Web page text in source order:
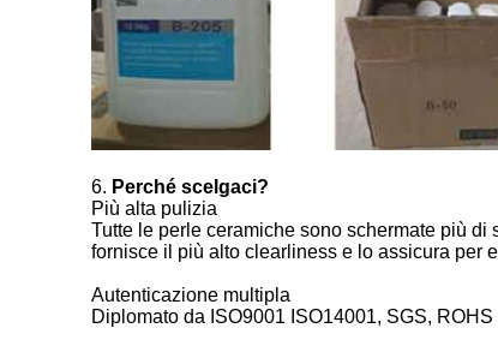
6. Perché scelgaci?
Più alta pulizia
Tutte le perle ceramiche sono schermate più
fornisce il più alto clearliness e lo assicura per
Autenticazione multipla
Diplomato da ISO9001 ISO14001, SGS, ROHS